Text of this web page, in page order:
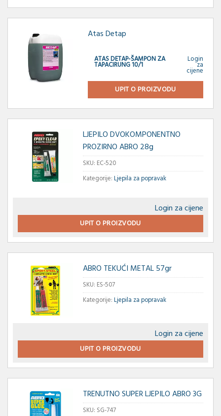
Atas Detap
ATAS DETAP-ŠAMPON ZA
TAPACIRUNG 10/1
Login
za
cijene
UPIT O PROIZVODU
LJEPILO DVOKOMPONENTNO
PROZIRNO ABRO 28g
SKU: EC-520
Kategorije:Ljepila za popravak
Login za cijene
UPIT O PROIZVODU
ABRO TEKUĆI METAL 57gr
SKU: ES-507
Kategorije:Ljepila za popravak
Login za cijene
UPIT O PROIZVODU
TRENUTNO SUPER LJEPILO ABRO 3G
SKU: SG-747